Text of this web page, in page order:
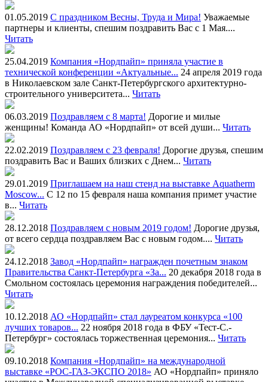
01.05.2019 С праздником Весны, Труда и Мира! Уважаемые
партнеры и клиенты, спешим поздравить Вас с 1 Мая....
Читать
25.04.2019 Компания «Нордпайп» приняла участие в
технической конференции «Актуальные... 24 апреля 2019 года
в Николаевском зале Санкт-Петербургского архитектурно-
строительного университета... Читать
06.03.2019 Поздравляем с 8 марта! Дорогие и милые
женщины! Команда АО «Нордпайп» от всей души... Читать
22.02.2019 Поздравляем с 23 февраля! Дорогие друзья, спешим
поздравить Вас и Ваших близких с Днем... Читать
29.01.2019 Приглашаем на наш стенд на выставке Aquatherm
Moscow... С 12 по 15 февраля наша компания примет участие
в... Читать
28.12.2018 Поздравляем с новым 2019 годом! Дорогие друзья,
от всего сердца поздравляем Вас с новым годом.... Читать
24.12.2018 Завод «Нордпайп» награжден почетным знаком
Правительства Санкт-Петербурга «За... 20 декабря 2018 года в
Смольном состоялась церемония награждения победителей...
Читать
10.12.2018 АО «Нордпайп» стал лауреатом конкурса «100
лучших товаров... 22 ноября 2018 года в ФБУ «Тест-С.-
Петербург» состоялась торжественная церемония... Читать
09.10.2018 Компания «Нордпайп» на международной
выставке «РОС-ГАЗ-ЭКСПО 2018» АО «Нордпайп» приняло